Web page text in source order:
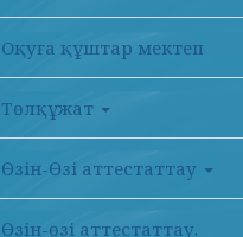
Оқуға құштар мектеп
Төлқұжат
Өзін-Өзі аттестаттау
Өзін-өзі аттестаттау.